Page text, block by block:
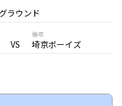
ラウンド
後攻
埼京ボーイズ